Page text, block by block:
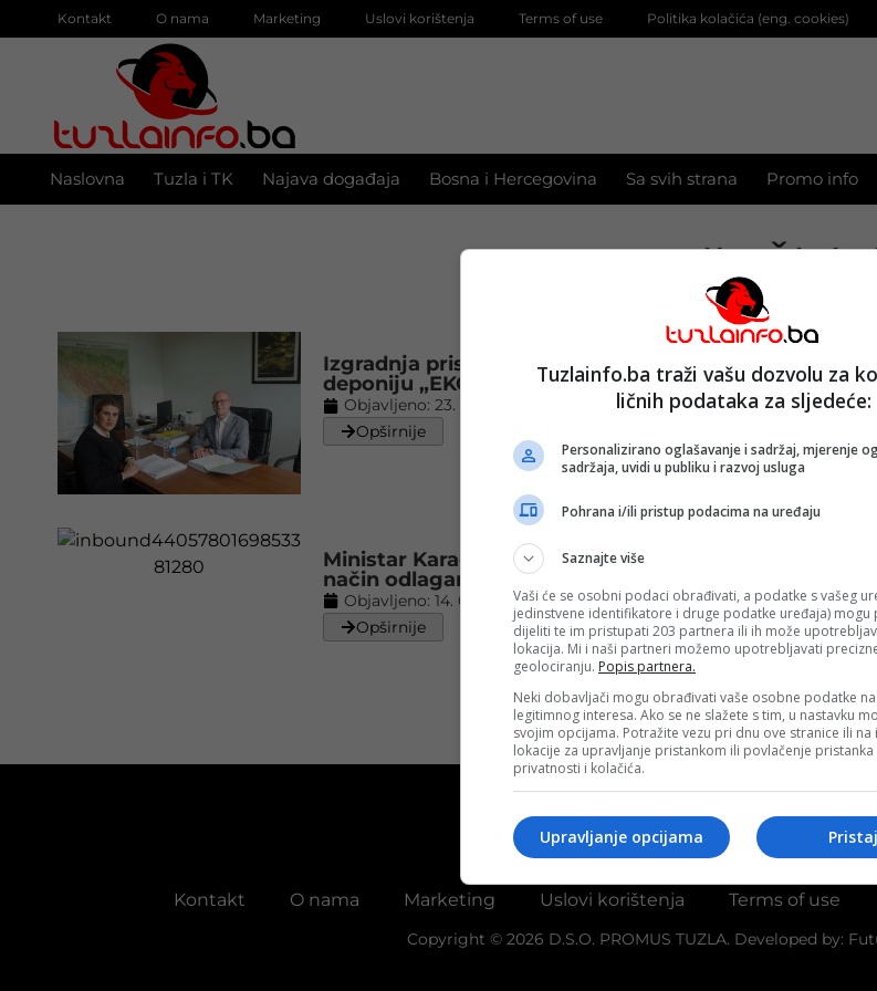
Kontakt O nama Marketing Uslovi korištenja Terms of use Politika kolačića (eng. cookies)
Naslovna Tuzla i TK Najava događaja Bosna i Hercegovina Sa svih strana Promo info
Deponija
Izgradnja pristupnog puta prioritet za Regionalnu
deponiju „EKO-SEP“ Živinice
Objavljeno:23. 09. 2022.
Opširnije
Ministar Karadžin: Deponija u Živinicama je ekološki
način odlaganja otpada
Objavljeno:14. 09. 2021.
Opširnije
Kontakt O nama Marketing Uslovi korištenja Terms of use
Copyright © 2026 D.S.O. PROMUS TUZLA. Developed by:
Tuzlainfo.ba traži vašu dozvolu za
ličnih podataka za sljedeće:
Personalizirano oglašavanje i sadržaj, mjerenje
sadržaja, uvidi u publiku i razvoj usluga
Pohrana i/ili pristup podacima na uređaju
Saznajte više
Vaši će se osobni podaci obrađivati, a podatke s vašeg
jedinstvene identifikatore i druge podatke uređaja) mogu
dijeliti te im pristupati 203 partnera ili ih može
lokacija. Mi i naši partneri možemo upotrebljavati
geolociranju. Popis partnera.
Neki dobavljači mogu obrađivati vaše osobne podatke
legitimnog interesa. Ako se ne slažete s tim, u nastavku
svojim opcijama. Potražite vezu pri dnu ove stranice ili
lokacije za upravljanje pristankom ili povlačenje
privatnosti i kolačića.
Upravljanje opcijama